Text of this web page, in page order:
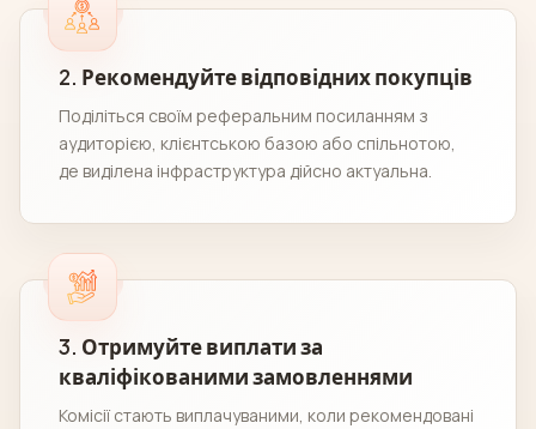
2. Рекомендуйте відповідних покупців
Поділіться своїм реферальним посиланням з
аудиторією, клієнтською базою або спільнотою,
де виділена інфраструктура дійсно актуальна.
3. Отримуйте виплати за
кваліфікованими замовленнями
Комісії стають виплачуваними, коли рекомендовані